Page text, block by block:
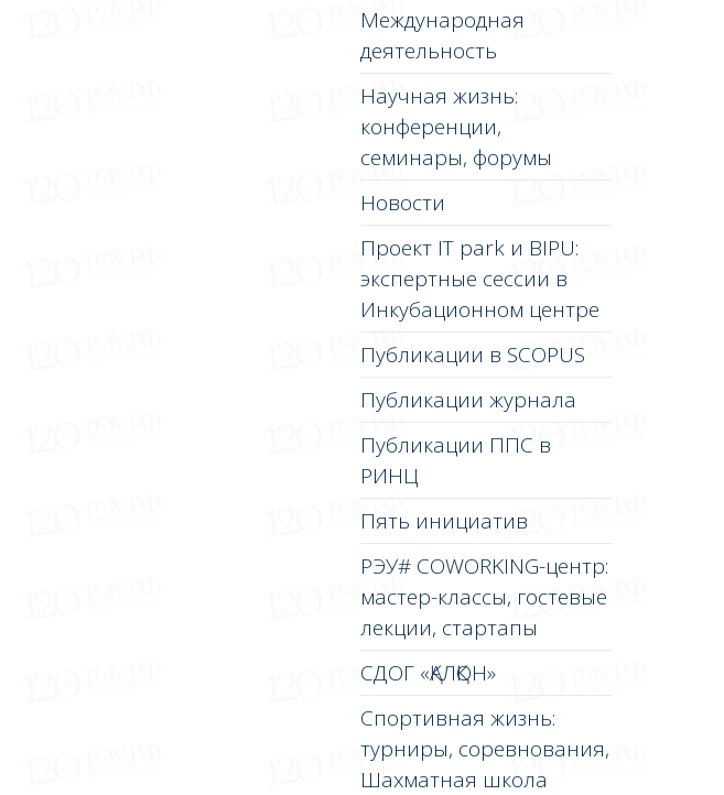
Международная
деятельность
Научная жизнь:
конференции,
семинары, форумы
Новости
Проект IT park и BIPU:
экспертные сессии в
Инкубационном центре
Публикации в SCOPUS
Публикации журнала
Публикации ППС в
РИНЦ
Пять инициатив
РЭУ# COWORKING-центр:
мастер-классы, гостевые
лекции, стартапы
СДОГ «ҚАЛҚОН»
Спортивная жизнь:
турниры, соревнования,
Шахматная школа